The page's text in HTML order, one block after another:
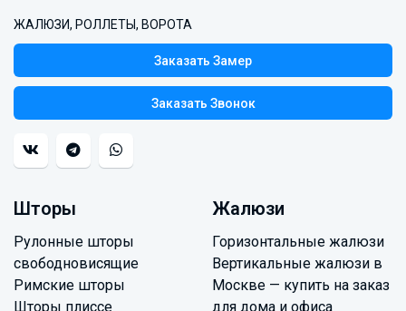
ЖАЛЮЗИ, РОЛЛЕТЫ, ВОРОТА
Заказать Замер
Заказать Звонок
Шторы
Рулонные шторы
свободновисящие
Римские шторы
Шторы плиссе
Жалюзи
Горизонтальные жалюзи
Вертикальные жалюзи в
Москве — купить на заказ
для дома и офиса